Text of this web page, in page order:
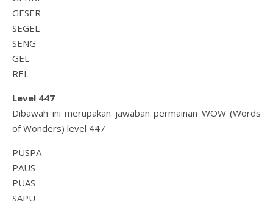
GESER
SEGEL
SENG
GEL
REL
Level 447
Dibawah ini merupakan jawaban permainan WOW (Words
of Wonders) level 447
PUSPA
PAUS
PUAS
SAPU